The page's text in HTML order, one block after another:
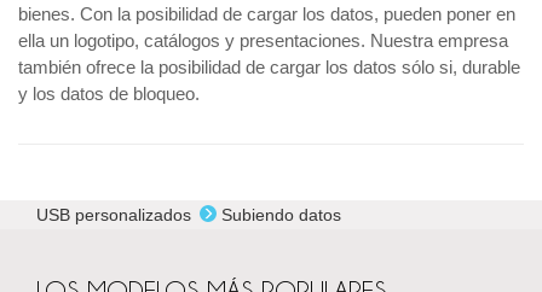
bienes. Con la posibilidad de cargar los datos, pueden poner en
ella un logotipo, catálogos y presentaciones. Nuestra empresa
también ofrece la posibilidad de cargar los datos sólo si, durable
y los datos de bloqueo.
USB personalizados Subiendo datos